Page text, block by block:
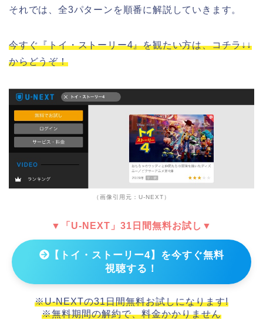
それでは、全3パターンを順番に解説していきます。
今すぐ『トイ・ストーリー4』を観たい方は、コチラ↓↓
からどうぞ！
（画像引用元：U-NEXT）
▼「U-NEXT」31日間無料お試し▼
【トイ・ストーリー4】を今すぐ無料
視聴する！
※U-NEXTの31日間無料お試しになります!
※無料期間の解約で、料金かかりません